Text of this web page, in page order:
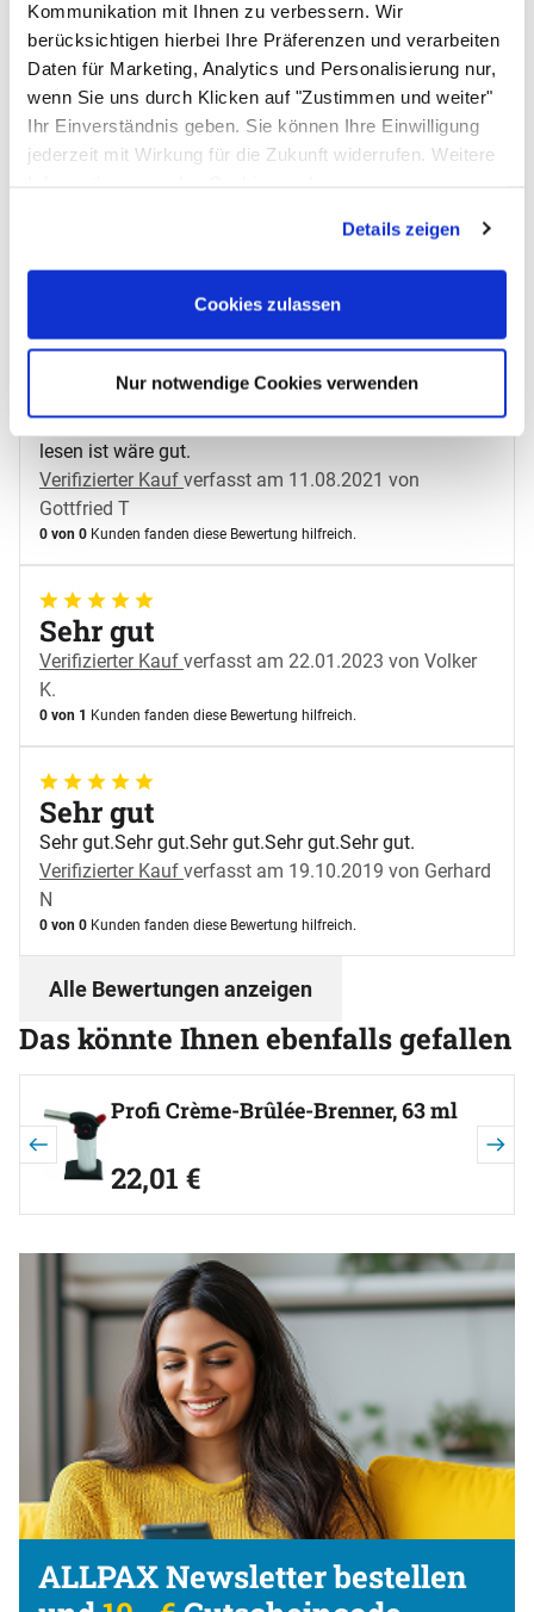
Kommunikation mit Ihnen zu verbessern. Wir
berücksichtigen hierbei Ihre Präferenzen und verarbeiten
Daten für Marketing, Analytics und Personalisierung nur,
wenn Sie uns durch Klicken auf "Zustimmen und weiter"
Ihr Einverständnis geben. Sie können Ihre Einwilligung
jederzeit mit Wirkung für die Zukunft widerrufen. Weitere
Details zeigen
Cookies zulassen
Nur notwendige Cookies verwenden
Verifizierter Kaufverfasst am 10.07.2019 von Michael
M
5 von 5
verfasst am 27.03.2019 von
Marianne H
Kunden fanden diese Bewertung hilfreich.
Sehr gut
Wenn dieser Marker nach längerer immer noch zu
lesen ist wäre gut.
Verifizierter Kauf verfasst am 11.08.2021 von
Gottfried T
0 von 0 Kunden fanden diese Bewertung hilfreich.
5 von 5
Sehr gut
Verifizierter Kauf verfasst am 22.01.2023 von Volker
K.
0 von 1 Kunden fanden diese Bewertung hilfreich.
5 von 5
Sehr gut
Sehr gut.Sehr gut.Sehr gut.Sehr gut.Sehr gut.
Verifizierter Kauf verfasst am 19.10.2019 von Gerhard
N
0 von 0 Kunden fanden diese Bewertung hilfreich.
Alle Bewertungen anzeigen
Das könnte Ihnen ebenfalls gefallen
Artikel überspringen
Profi Crème-Brûlée-Brenner, 63 ml
22,01 €
ALLPAX Newsletter bestellen